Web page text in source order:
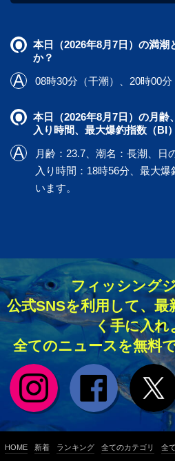
本日（2026年8月7日）の満潮
か？
08時30分（干潮）、20時00分
本日（2026年8月7日）の月齢
入り時間、最大爆釣指数（BI
月齢：23.7、潮名：長潮、日
入り時間：18時56分、最大
います。
フィッシング
公式SNSを利用して、
く手に入れ
全てのニュースを無料
HOME 新着 ランキング 全てのカテゴリ 全